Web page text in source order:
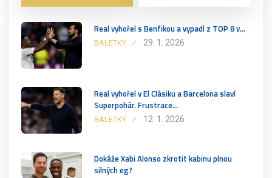
Real vyhořel s Benfikou a vypadl z TOP 8 v…
BALETKY 29. 1. 2026
Real vyhořel v El Clásiku a Barcelona slaví
Superpohár. Frustrace…
BALETKY 12. 1. 2026
Dokáže Xabi Alonso zkrotit kabinu plnou
silných eg?